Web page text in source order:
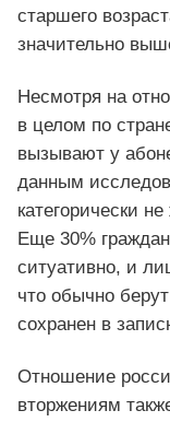
старшего
значительно
Несмотря на
в целом по
вызывают у
данным
категорически
Еще 30%
ситуативно, и
что обычно
сохранен в
Отношение
вторжениям